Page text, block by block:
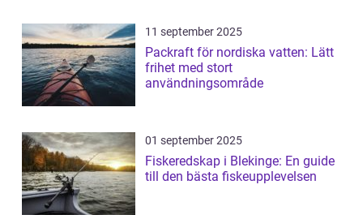
11 september 2025
Packraft för nordiska vatten: Lätt
frihet med stort
användningsområde
01 september 2025
Fiskeredskap i Blekinge: En guide
till den bästa fiskeupplevelsen